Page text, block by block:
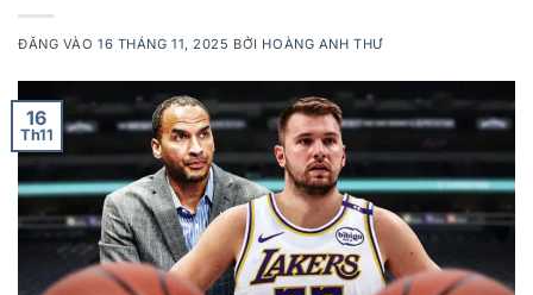
ĐĂNG VÀO16 THÁNG 11, 2025 BỞI HOÀNG ANH THƯ
16
Th11